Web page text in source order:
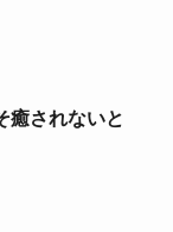
癒されないと